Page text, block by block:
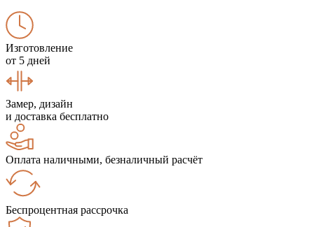
Изготовление
от 5 дней
Замер, дизайн
и доставка бесплатно
Оплата наличными, безналичный расчёт
Беспроцентная рассрочка